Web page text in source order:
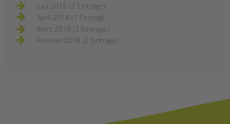
Juni 2018 (2 Einträge)
April 2018 (1 Eintrag)
März 2018 (2 Einträge)
Februar 2018 (2 Einträge)